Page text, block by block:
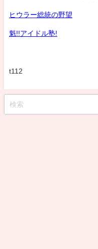
ヒウラー総統の野望
魁!!アイドル塾!
t112